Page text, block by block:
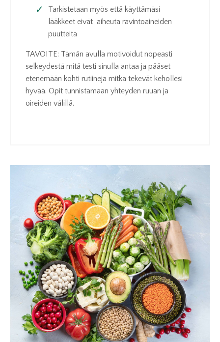
Tarkistetaan myös että käyttämäsi
lääkkeet eivät aiheuta ravintoaineiden
puutteita
TAVOITE: Tämän avulla motivoidut nopeasti
selkeydestä mitä testi sinulla antaa ja pääset
etenemään kohti rutiineja mitkä tekevät kehollesi
hyvää. Opit tunnistamaan yhteyden ruuan ja
oireiden välillä.